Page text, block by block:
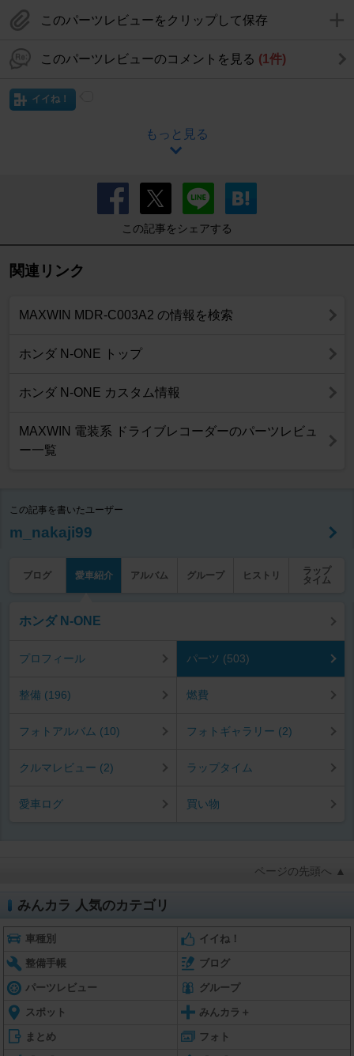
このパーツレビューをクリップして保存
このパーツレビューのコメントを見る (1件)
イイね！
もっと見る
この記事をシェアする
関連リンク
MAXWIN MDR-C003A2 の情報を検索
ホンダ N-ONE トップ
ホンダ N-ONE カスタム情報
MAXWIN 電装系 ドライブレコーダーのパーツレビュ
ー一覧
この記事を書いたユーザー
m_nakaji99
ブログ 愛車紹介 アルバム グループ ヒストリ
ラップ
タイム
ホンダ N-ONE
プロフィール パーツ (503)
整備 (196) 燃費
フォトアルバム (10) フォトギャラリー (2)
クルマレビュー (2) ラップタイム
愛車ログ 買い物
ページの先頭へ ▲
みんカラ 人気のカテゴリ
車種別 イイね！
整備手帳 ブログ
パーツレビュー グループ
スポット みんカラ＋
まとめ フォト